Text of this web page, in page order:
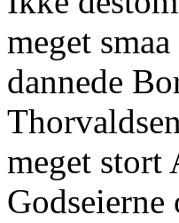
meget
dannede
meget stort
Godseierne